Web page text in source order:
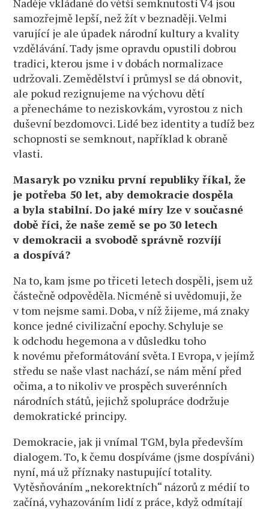
samozřejmě lepší, než žít v beznaději. Velmi
varující je ale úpadek národní kultury a kvality
vzdělávání. Tady jsme opravdu opustili dobrou
tradici, kterou jsme i v dobách normalizace
udržovali. Zemědělství i průmysl se dá obnovit,
ale pokud rezignujeme na výchovu dětí
a přenecháme to neziskovkám, vyrostou z nich
duševní bezdomovci. Lidé bez identity a tudíž bez
schopnosti se semknout, například k obraně
vlasti.
Masaryk po vzniku první republiky říkal, že
je potřeba 50 let, aby demokracie dospěla
a byla stabilní. Do jaké míry lze v současné
době říci, že naše země se po 30 letech
v demokracii a svobodě správně rozvíjí
a dospívá?
Na to, kam jsme po třiceti letech dospěli, jsem už
částečně odpověděla. Nicméně si uvědomuji, že
v tom nejsme sami. Doba, v níž žijeme, má znaky
konce jedné civilizační epochy. Schyluje se
k odchodu hegemona a v důsledku toho
k novému přeformátování světa. I Evropa, v jejímž
středu se naše vlast nachází, se nám mění před
očima, a to nikoliv ve prospěch suverénních
národních států, jejichž spolupráce dodržuje
demokratické principy.
Demokracie, jak ji vnímal TGM, byla především
dialogem. To, k čemu dospíváme (jsme dospíváni)
nyní, má už příznaky nastupující totality.
Vytěsňováním „nekorektních“ názorů z médií to
začíná, vyhazováním lidí z práce, když odmítají